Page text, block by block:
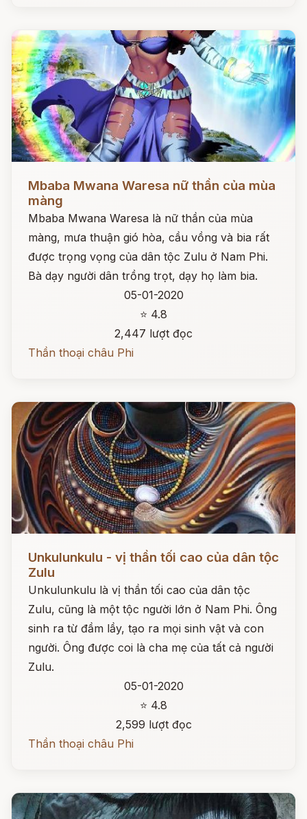
Mbaba Mwana Waresa nữ thần của mùa
màng
Mbaba Mwana Waresa là nữ thần của mùa
màng, mưa thuận gió hòa, cầu vồng và bia rất
được trọng vọng của dân tộc Zulu ở Nam Phi.
Bà dạy người dân trồng trọt, dạy họ làm bia.
05-01-2020
⭐ 4.8
2,447 lượt đọc
Thần thoại châu Phi
Unkulunkulu - vị thần tối cao của dân tộc
Zulu
Unkulunkulu là vị thần tối cao của dân tộc
Zulu, cũng là một tộc người lớn ở Nam Phi. Ông
sinh ra từ đầm lầy, tạo ra mọi sinh vật và con
người. Ông được coi là cha mẹ của tất cả người
Zulu.
05-01-2020
⭐ 4.8
2,599 lượt đọc
Thần thoại châu Phi